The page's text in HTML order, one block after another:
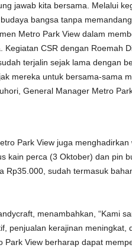
jawab kita bersama. Melalui
bangsa tanpa
Metro Park View dalam
Kegiatan CSR dengan Roemah
terjalin sejak lama dengan
mereka untuk bersama-sama
General Manager Metro
Park View juga
kain perca (3 Oktober) dan pin
Rp35.000, sudah termasuk
menambahkan, “Kami
penjualan kerajinan meningkat,
Park View berharap dapat